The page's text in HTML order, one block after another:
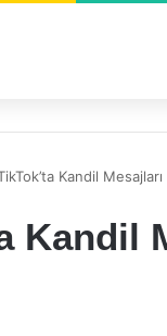
Kandil Mesajları
Kandil